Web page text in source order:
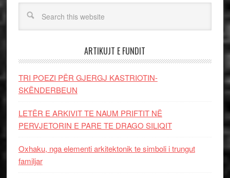
ARTIKUJT E FUNDIT
TRI POEZI PËR GJERGJ KASTRIOTIN-
SKËNDERBEUN
LETËR E ARKIVIT TE NAUM PRIFTIT NË
PERVJETORIN E PARE TE DRAGO SILIQIT
Oxhaku, nga elementi arkitektonik te simboli i trungut
familjar